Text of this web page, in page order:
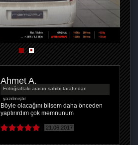
Ahmet A.
Fotoğraftaki aracın sahibi tarafından
yazılmıştır
Böyle olacağını bilsem daha önceden
yaptırırdım çok memnunum
21.06.2017